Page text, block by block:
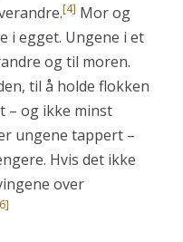
[4] Mor og
i egget. Ungene i et
og til moren.
til å holde flokken
– og ikke minst
ungene tappert –
Hvis det ikke
over